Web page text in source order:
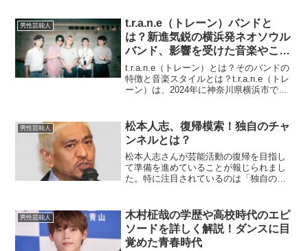
は、山崎賢人さんの家族やハーフ説につ
いて詳しく見ていきます。...
男性芸能人
t.r.a.n.e（トレーン）バンドと
は？新進気鋭の横浜発ネオソウル
バンド、影響を受けた音楽やこれ
からの展望を徹底解説！
t.r.a.n.e（トレーン）とは？そのバンドの
特徴と音楽スタイルとは？t.r.a.n.e（トレ
ーン）は、2024年に神奈川県横浜市で結
スナーの間で注目さ...
男性芸能人
松本人志、復帰模索！独自のチャ
ンネルとは？
松本人志さんが芸能活動の復帰を目指し
て準備を進めていることが報じられまし
た。特に注目されているのは「独自のチ
帰に向けた取り組みまでの経緯や、話題
となっている独自チャンネ...
男性芸能人
木村柾哉の学歴や高校時代のエピ
ソードを詳しく解説！ダンスに目
覚めた青春時代